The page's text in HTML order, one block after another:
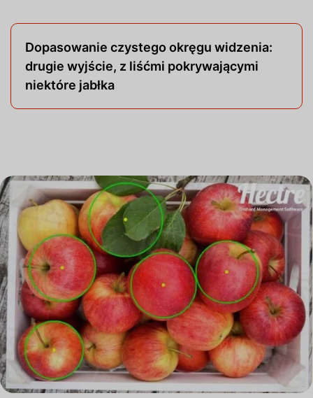
Dopasowanie czystego okręgu widzenia:
drugie wyjście, z liśćmi pokrywającymi
niektóre jabłka